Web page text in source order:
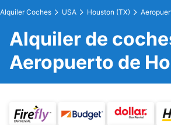
Alquiler Coches USA Houston (TX)
Alquiler de
Aeropuerto de